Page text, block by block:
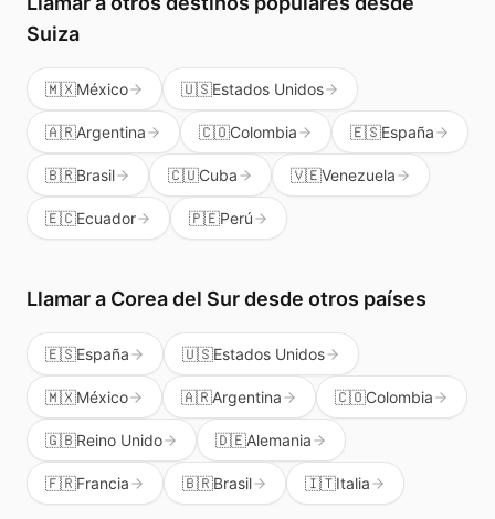
Suiza
🇲🇽México 🇺🇸Estados Unidos
🇦🇷Argentina 🇨🇴Colombia 🇪🇸España
🇧🇷Brasil 🇨🇺Cuba 🇻🇪Venezuela
🇪🇨Ecuador 🇵🇪Perú
Llamar a Corea del Surdesde otros países
🇪🇸España 🇺🇸Estados Unidos
🇲🇽México 🇦🇷Argentina 🇨🇴Colombia
🇬🇧Reino Unido 🇩🇪Alemania
🇫🇷Francia 🇧🇷Brasil 🇮🇹Italia